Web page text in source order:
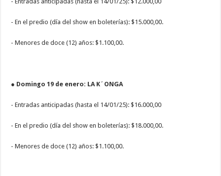
- En el predio (día del show en boleterías): $15.000,00.
- Menores de doce (12) años: $1.100,00.
● Domingo 19 de enero: LA K´ONGA
- Entradas anticipadas (hasta el 14/01/25): $16.000,00
- En el predio (día del show en boleterías): $18.000,00.
- Menores de doce (12) años: $1.100,00.